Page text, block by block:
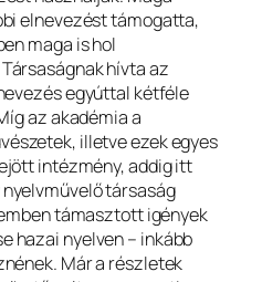
elnevezést támogatta,
maga is hol
hívta az
egyúttal kétféle
az akadémia a
illetve ezek egyes
intézmény, addig itt
társaság
támasztott igények
hazai nyelven – inkább
Már a részletek